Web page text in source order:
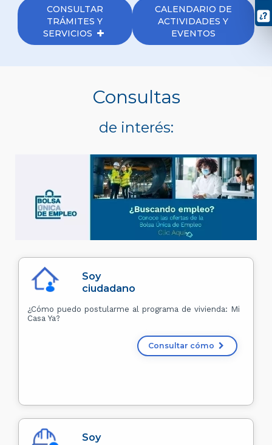
CONSULTAR
TRÁMITES Y
SERVICIOS
CALENDARIO DE
ACTIVIDADES Y
EVENTOS
Consultas
de interés:
Soy
ciudadano
¿Cómo puedo postularme al programa de vivienda: Mi
Casa Ya?
Consultar cómo
Soy